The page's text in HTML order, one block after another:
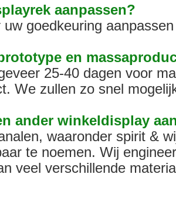
aanpassen?
goedkeuring
en
25-40 dagen voor
We zullen zo snel
​​ander winkeldisplay
waaronder spirit &
te noemen. Wij
veel verschillende